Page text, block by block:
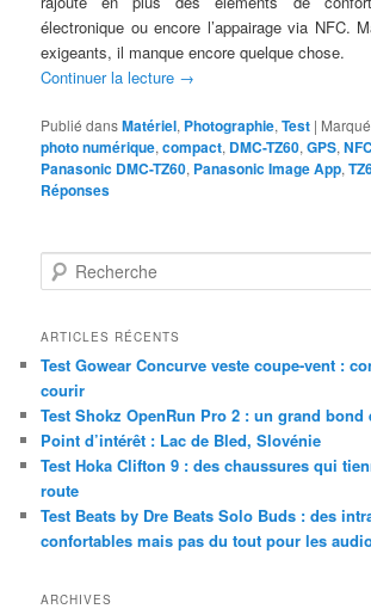
électronique ou encore l’appairage via NFC.
exigeants, il manque encore quelque chose.
Continuer la lecture →
Publié dansMatériel, Photographie,Test |
photo numérique,compact, DMC-TZ60,GPS,NFC
Panasonic DMC-TZ60, Panasonic Image App,
Réponses
e
h
r
c
h
e
ARTICLES RÉCENTS
Test Gowear Concurve veste coupe-vent :
courir
Test Shokz OpenRun Pro 2 : un grand bond
Point d’intérêt : Lac de Bled, Slovénie
Test Hoka Clifton 9 : des chaussures qui
route
Test Beats by Dre Beats Solo Buds : des
confortables mais pas du tout pour les
ARCHIVES